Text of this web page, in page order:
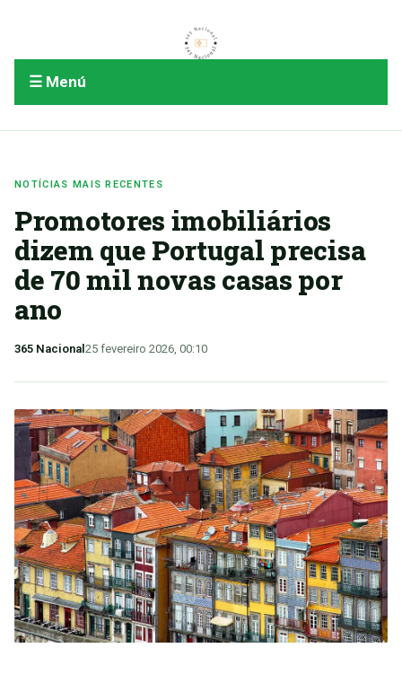
☰ Menú
NOTÍCIAS MAIS RECENTES
Promotores imobiliários
dizem que Portugal precisa
de 70 mil novas casas por
ano
365 Nacional 25 fevereiro 2026, 00:10